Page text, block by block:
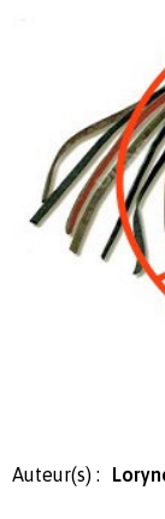
Auteur(s) :